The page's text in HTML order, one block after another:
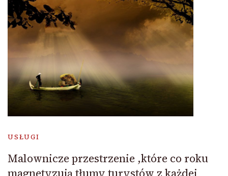
USŁUGI
Malownicze przestrzenie ,które co roku
magnetyzują tłumy turystów z każdej